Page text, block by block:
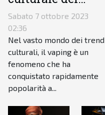
vaping: tra moda
e consapevolezza
dei rischi
Sabato 7 ottobre 2023
02:36
Nel vasto mondo dei trend
culturali, il vaping è un
fenomeno che ha
conquistato rapidamente
popolarità a...